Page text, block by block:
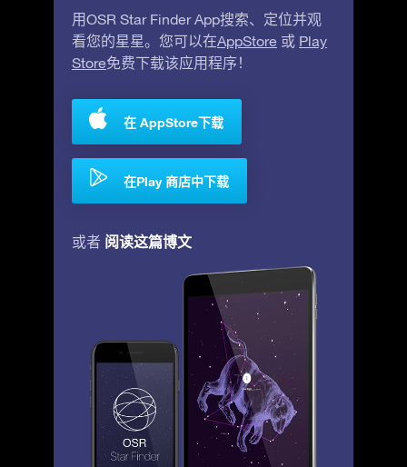
用OSR Star Finder App搜索、定位并观
看您的星星。您可以在AppStore 或 Play
Store免费下载该应用程序！
在 AppStore下载
在Play 商店中下载
或者 阅读这篇博文